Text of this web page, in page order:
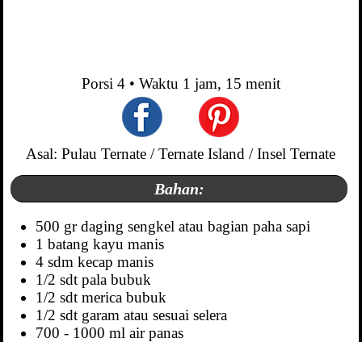
Porsi 4• Waktu 1 jam, 15 menit
Asal: Pulau Ternate / Ternate Island / Insel Ternate
Bahan:
500 gr daging sengkel atau bagian paha sapi
1 batang kayu manis
4 sdm kecap manis
1/2 sdt pala bubuk
1/2 sdt merica bubuk
1/2 sdt garam atau sesuai selera
700 - 1000 ml air panas